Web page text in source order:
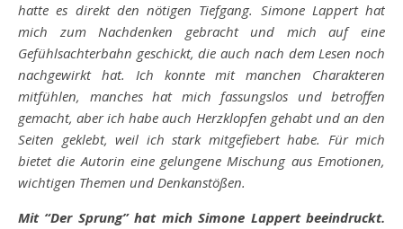
hatte es direkt den nötigen Tiefgang. Simone Lappert hat
mich zum Nachdenken gebracht und mich auf eine
Gefühlsachterbahn geschickt, die auch nach dem Lesen noch
nachgewirkt hat. Ich konnte mit manchen Charakteren
mitfühlen, manches hat mich fassungslos und betroffen
gemacht, aber ich habe auch Herzklopfen gehabt und an den
Seiten geklebt, weil ich stark mitgefiebert habe. Für mich
bietet die Autorin eine gelungene Mischung aus Emotionen,
wichtigen Themen und Denkanstößen.
Mit “Der Sprung” hat mich Simone Lappert beeindruckt.